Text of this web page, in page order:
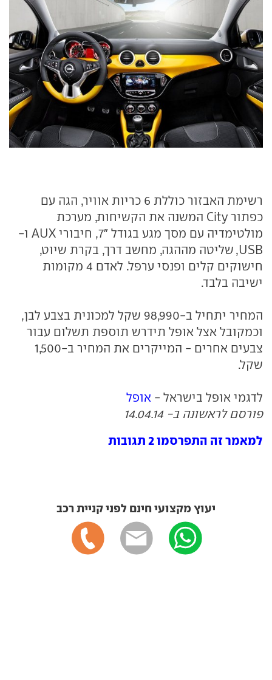
רשימת האבזור כוללת 6 כריות אוויר, הגה עם
כפתור City המשנה את הקשיחות, מערכת
מולטימדיה עם מסך מגע בגודל "7, חיבורי AUX ו-
USB, שליטה מההגה, מחשב דרך, בקרת שיוט,
חישוקים קלים ופנסי ערפל. לאדם 4 מקומות
ישיבה בלבד.
המחיר יתחיל ב-98,990 שקל למכונית בצבע לבן,
וכמקובל אצל אופל תידרש תוספת תשלום עבור
צבעים אחרים - המייקרים את המחיר ב-1,500
שקל.
לדגמי אופל בישראל - אופל
פורסם לראשונה ב- 14.04.14
למאמר זה התפרסמו 2 תגובות
יעוץ מקצועי חינם לפני קניית רכב